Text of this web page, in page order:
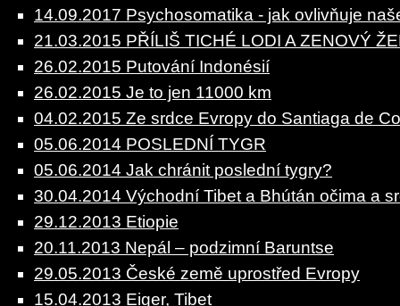
14.09.2017 Psychosomatika - jak ovlivňuje
21.03.2015 PŘÍLIŠ TICHÉ LODI A ZENOVÝ
26.02.2015 Putování Indonésií
26.02.2015 Je to jen 11000 km
04.02.2015 Ze srdce Evropy do Santiaga de
05.06.2014 POSLEDNÍ TYGR
05.06.2014 Jak chránit poslední tygry?
30.04.2014 Východní Tibet a Bhútán očima a
29.12.2013 Etiopie
20.11.2013 Nepál – podzimní Baruntse
29.05.2013 České země uprostřed Evropy
15.04.2013 Eiger, Tibet